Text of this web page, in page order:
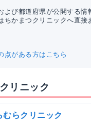
よび都道府県が公開する情
ちかまつクリニックへ直接
点がある方はこちら
リニック
むらクリニック